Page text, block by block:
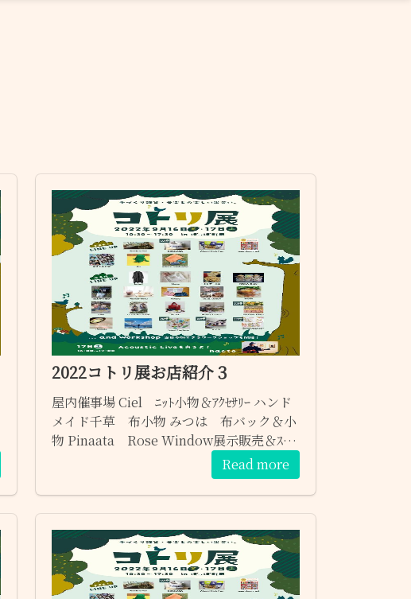
2022コトリ展お店紹介３
屋内催事場 Ciel ﾆｯﾄ小物＆ｱｸｾｻﾘｰ ハンド
メイド千草 布小物 みつは 布バック＆小
物 Pinaata Rose Window展示販売＆ｽﾃﾝ
ﾄﾞｸﾞﾗｽ １６日（金）only Izumii
Fontana ﾌﾟﾗ板＆ｲﾗｽﾄﾎﾟｽﾄｶｰﾄﾞ かぐら
和小物＆ﾊﾞｯｸﾞ
Read more